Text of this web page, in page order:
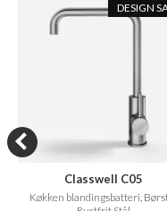
DESIGN
Classwell C05
Køkken blandingsbatteri,